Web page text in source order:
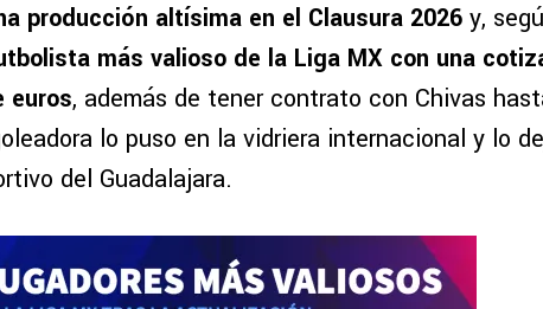
producción altísima en el Clausura 2026 y,
más valioso de la Liga MX con una
euros, además de tener contrato con Chivas
lo puso en la vidriera internacional y lo
del Guadalajara.